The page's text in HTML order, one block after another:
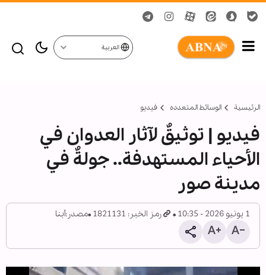
العربية
الرئيسية الوسائط المتعدده فیدیو
فيديو | توثيقٌ لآثار العدوان في
الأحياء المستهدفة.. جولةٌ في
مدينة صور
1 يونيو 2026 - 10:35 رمز الخبر: 1821131 مصدر:أبنا